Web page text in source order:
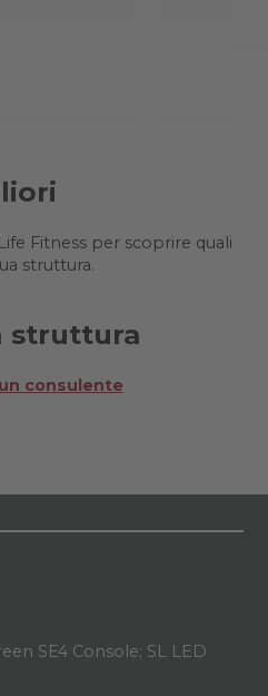
Fitness per scoprire quali
struttura.
struttura
consulente
SE4 Console; SL LED